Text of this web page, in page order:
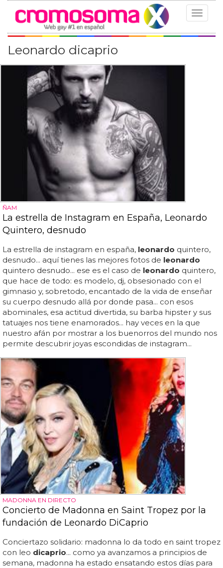
Toggle
Leonardo dicaprio
ÑAM
La estrella de Instagram en España, Leonardo
Quintero, desnudo
La estrella de instagram en españa, leonardo quintero,
desnudo... aquí tienes las mejores fotos de leonardo
quintero desnudo... ese es el caso de leonardo quintero,
que hace de todo: es modelo, dj, obsesionado con el
gimnasio y, sobretodo, encantado de la vida de enseñar
su cuerpo desnudo allá por donde pasa... con esos
abominales, esa actitud divertida, su barba hipster y sus
tatuajes nos tiene enamorados... hay veces en la que
nuestro afán por mostrar a los buenorros del mundo nos
permite descubrir joyas escondidas de instagram...
MADONNA EN DIRECTO
Concierto de Madonna en Saint Tropez por la
fundación de Leonardo DiCaprio
Conciertazo solidario: madonna lo da todo en saint tropez
con leo dicaprio... como ya avanzamos a principios de
semana, madonna ha estado ensatando estos días para